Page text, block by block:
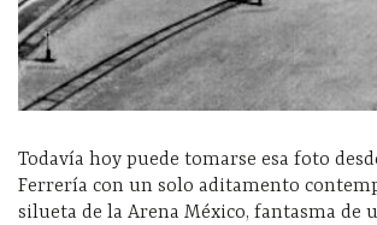
Todavía hoy puede tomarse esa foto
Ferrería con un solo aditamento
silueta de la Arena México, fantasma de